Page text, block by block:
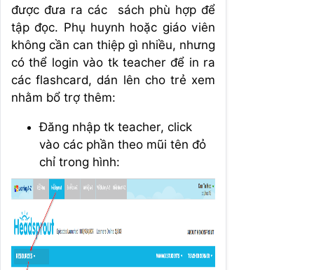
được đưa ra các sách phù hợp để
tập đọc. Phụ huynh hoặc giáo viên
không cần can thiệp gì nhiều, nhưng
có thể login vào tk teacher để in ra
các flashcard, dán lên cho trẻ xem
nhằm bổ trợ thêm:
Đăng nhập tk teacher, click
vào các phần theo mũi tên đỏ
chỉ trong hình: